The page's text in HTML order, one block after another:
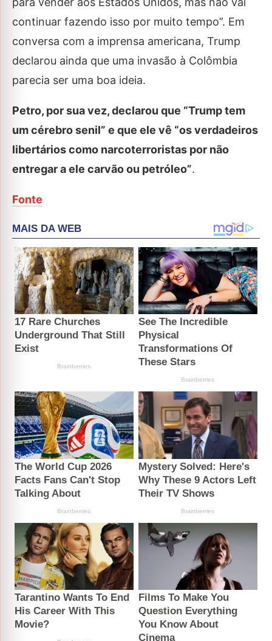
continuar fazendo isso por muito tempo”. Em
conversa com a imprensa americana, Trump
declarou ainda que uma invasão à Colômbia
parecia ser uma boa ideia.
Petro, por sua vez, declarou que “Trump tem
um cérebro senil” e que ele vê “os verdadeiros
libertários como narcoterroristas por não
entregar a ele carvão ou petróleo”.
Fonte